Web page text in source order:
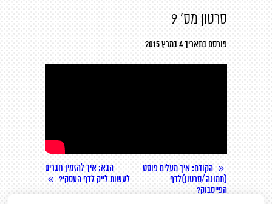
סרטון מס' 9
פורסם בתאריך 4 במרץ 2015
« הקודם: איך מעלים פוסט
(תמונה /סרטון)לדף
הפייסבוק?
הבא: איך להזמין חברים
לעשות לייק לדף העסקי? »